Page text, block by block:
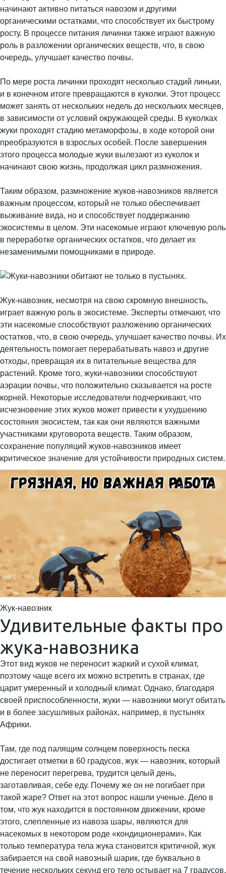
начинают активно питаться навозом и другими
органическими остатками, что способствует их быстрому
росту. В процессе питания личинки также играют важную
роль в разложении органических веществ, что, в свою
очередь, улучшает качество почвы.
По мере роста личинки проходят несколько стадий линьки,
и в конечном итоге превращаются в куколки. Этот процесс
может занять от нескольких недель до нескольких месяцев,
в зависимости от условий окружающей среды. В куколках
жуки проходят стадию метаморфозы, в ходе которой они
преобразуются в взрослых особей. После завершения
этого процесса молодые жуки вылезают из куколок и
начинают свою жизнь, продолжая цикл размножения.
Таким образом, размножение жуков-навозников является
важным процессом, который не только обеспечивает
выживание вида, но и способствует поддержанию
экосистемы в целом. Эти насекомые играют ключевую роль
в переработке органических остатков, что делает их
незаменимыми помощниками в природе.
Жук-навозник, несмотря на свою скромную внешность,
играет важную роль в экосистеме. Эксперты отмечают, что
эти насекомые способствуют разложению органических
остатков, что, в свою очередь, улучшает качество почвы. Их
деятельность помогает перерабатывать навоз и другие
отходы, превращая их в питательные вещества для
растений. Кроме того, жуки-навозники способствуют
аэрации почвы, что положительно сказывается на росте
корней. Некоторые исследователи подчеркивают, что
исчезновение этих жуков может привести к ухудшению
состояния экосистем, так как они являются важными
участниками круговорота веществ. Таким образом,
сохранение популяций жуков-навозников имеет
критическое значение для устойчивости природных систем.
Жук-навозник
Удивительные факты про
жука-навозника
Этот вид жуков не переносит жаркий и сухой климат,
поэтому чаще всего их можно встретить в странах, где
царит умеренный и холодный климат. Однако, благодаря
своей приспособленности, жуки — навозники могут обитать
и в более засушливых районах, например, в пустынях
Африки.
Там, где под палящим солнцем поверхность песка
достигает отметки в 60 градусов, жук — навозник, который
не переносит перегрева, трудится целый день,
заготавливая, себе еду. Почему же он не погибает при
такой жаре? Ответ на этот вопрос нашли ученые. Дело в
том, что жук находится в постоянном движении, кроме
этого, слепленные из навоза шары, являются для
насекомых в некотором роде «кондиционерами». Как
только температура тела жука становится критичной, жук
забирается на свой навозный шарик, где буквально в
течение нескольких секунд его тело остывает на 7 градусов.